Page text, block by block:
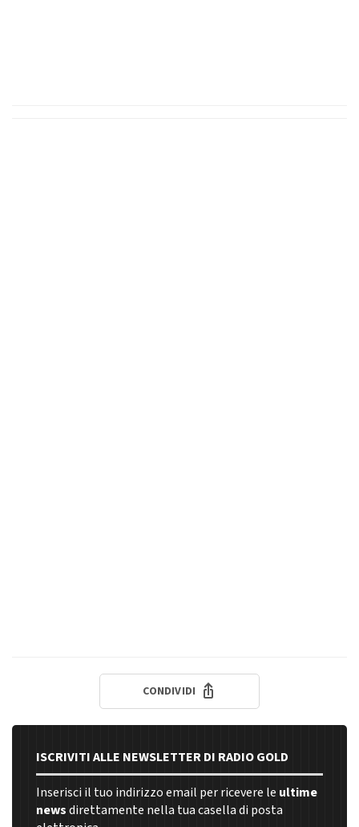
CONDIVIDI
ISCRIVITI ALLE NEWSLETTER DI RADIO GOLD
Inserisci il tuo indirizzo email per ricevere le ultime
newsdirettamente nella tua casella di posta